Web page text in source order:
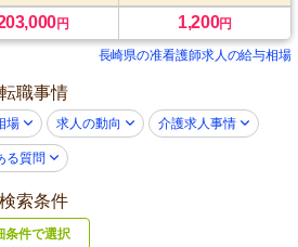
円 1,200円
長崎県の准看護師求人の給与相場
職事情
場 求人の動向 介護求人事情
る質問
索条件
条件で選択